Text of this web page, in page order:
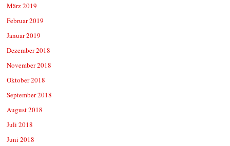
März 2019
Februar 2019
Januar 2019
Dezember 2018
November 2018
Oktober 2018
September 2018
August 2018
Juli 2018
Juni 2018